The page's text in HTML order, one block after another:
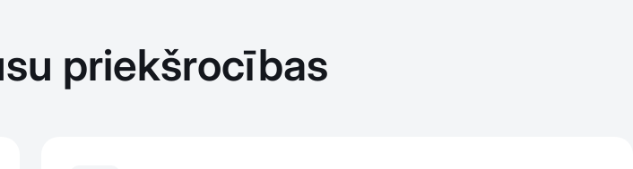
priekšrocības